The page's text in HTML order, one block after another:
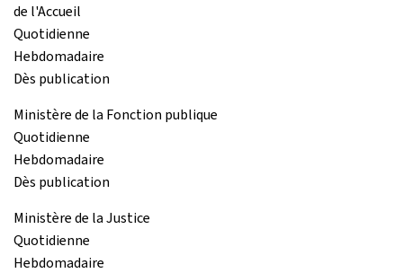
de l'Accueil
Quotidienne
Hebdomadaire
Dès publication
Ministère de la Fonction publique
Quotidienne
Hebdomadaire
Dès publication
Ministère de la Justice
Quotidienne
Hebdomadaire